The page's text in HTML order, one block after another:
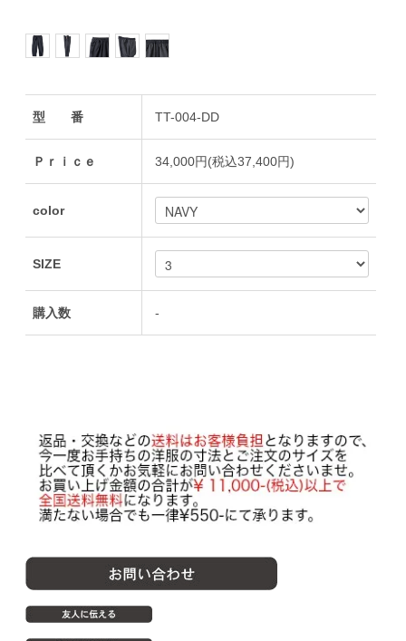
型 番 TT-004-DD
Ｐｒｉｃｅ 34,000円(税込37,400円)
color
SIZE
購入数 -